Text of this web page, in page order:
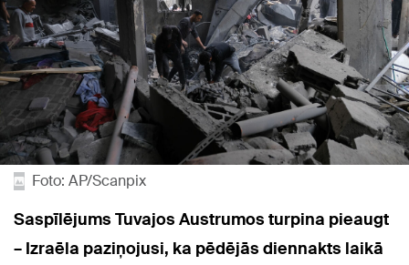
Foto: AP/Scanpix
Saspīlējums Tuvajos Austrumos turpina pieaugt
– Izraēla paziņojusi, ka pēdējās diennakts laikā